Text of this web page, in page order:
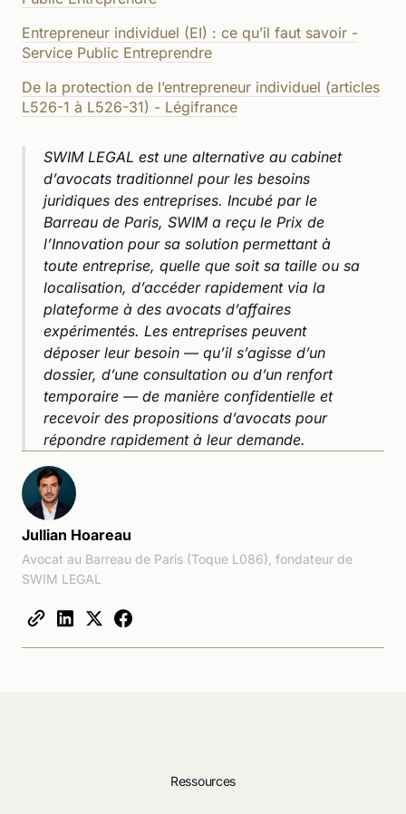
Entrepreneur individuel (EI) : ce qu’il faut savoir -
Service Public Entreprendre
De la protection de l’entrepreneur individuel (articles
L526-1 à L526-31) - Légifrance
SWIM LEGAL est une alternative au cabinet
d’avocats traditionnel pour les besoins
juridiques des entreprises. Incubé par le
Barreau de Paris, SWIM a reçu le Prix de
l’Innovation pour sa solution permettant à
toute entreprise, quelle que soit sa taille ou sa
localisation, d’accéder rapidement via la
plateforme à des avocats d’affaires
expérimentés. Les entreprises peuvent
déposer leur besoin — qu’il s’agisse d’un
dossier, d’une consultation ou d’un renfort
temporaire — de manière confidentielle et
recevoir des propositions d’avocats pour
répondre rapidement à leur demande.
Jullian Hoareau
Avocat au Barreau de Paris (Toque L086), fondateur de
SWIM LEGAL
Ressources